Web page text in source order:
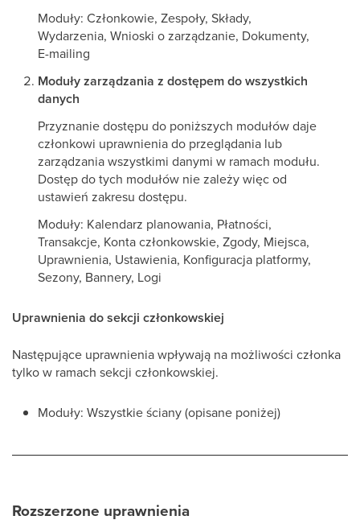
Moduły: Członkowie, Zespoły, Składy,
Wydarzenia, Wnioski o zarządzanie, Dokumenty,
E-mailing
Moduły zarządzania z dostępem do wszystkich
danych
Przyznanie dostępu do poniższych modułów daje
członkowi uprawnienia do przeglądania lub
zarządzania wszystkimi danymi w ramach modułu.
Dostęp do tych modułów nie zależy więc od
ustawień zakresu dostępu.
Moduły: Kalendarz planowania, Płatności,
Transakcje, Konta członkowskie, Zgody, Miejsca,
Uprawnienia, Ustawienia, Konfiguracja platformy,
Sezony, Bannery, Logi
Uprawnienia do sekcji członkowskiej
Następujące uprawnienia wpływają na możliwości członka
tylko w ramach sekcji członkowskiej.
Moduły: Wszystkie ściany (opisane poniżej)
Rozszerzone uprawnienia